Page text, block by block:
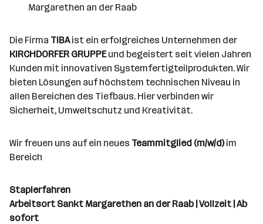
r
l
e
n
g
e
b
e
r
t
b
e
i
t
e
r
i
n
e
n
a
n
d
o
r
t
e
Margarethen an der Raab
Die Firma TIBAist ein erfolgreiches Unternehmen der
KIRCHDORFER GRUPPEund begeistert seit vielen Jahren
Kunden mit innovativen Systemfertigteilprodukten. Wir
bieten Lösungen auf höchstem technischen Niveau in
allen Bereichen des Tiefbaus. Hier verbinden wir
Sicherheit, Umweltschutz und Kreativität.
Wir freuen uns auf ein neues Teammitglied (m/w/d)im
Bereich
Staplerfahren
Arbeitsort Sankt Margarethen an der Raab | Vollzeit | Ab
sofort